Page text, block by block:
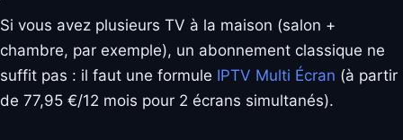
Si vous avez plusieurs TV à la maison (salon +
chambre, par exemple), un abonnement classique ne
suffit pas : il faut une formule IPTV Multi Écran (à partir
de 77,95 €/12 mois pour 2 écrans simultanés).